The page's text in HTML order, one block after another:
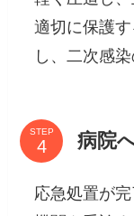
適切に保護
し、二次感
STEP 病院
応急処置が